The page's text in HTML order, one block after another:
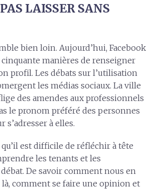
LAISSER SANS
bien loin. Aujourd’hui, Facebook
manières de renseigner
profil. Les débats sur l’utilisation
les médias sociaux. La ville
des amendes aux professionnels
le pronom préféré des personnes
s’adresser à elles.
est difficile de réfléchir à tête
les tenants et les
De savoir comment nous en
comment se faire une opinion et